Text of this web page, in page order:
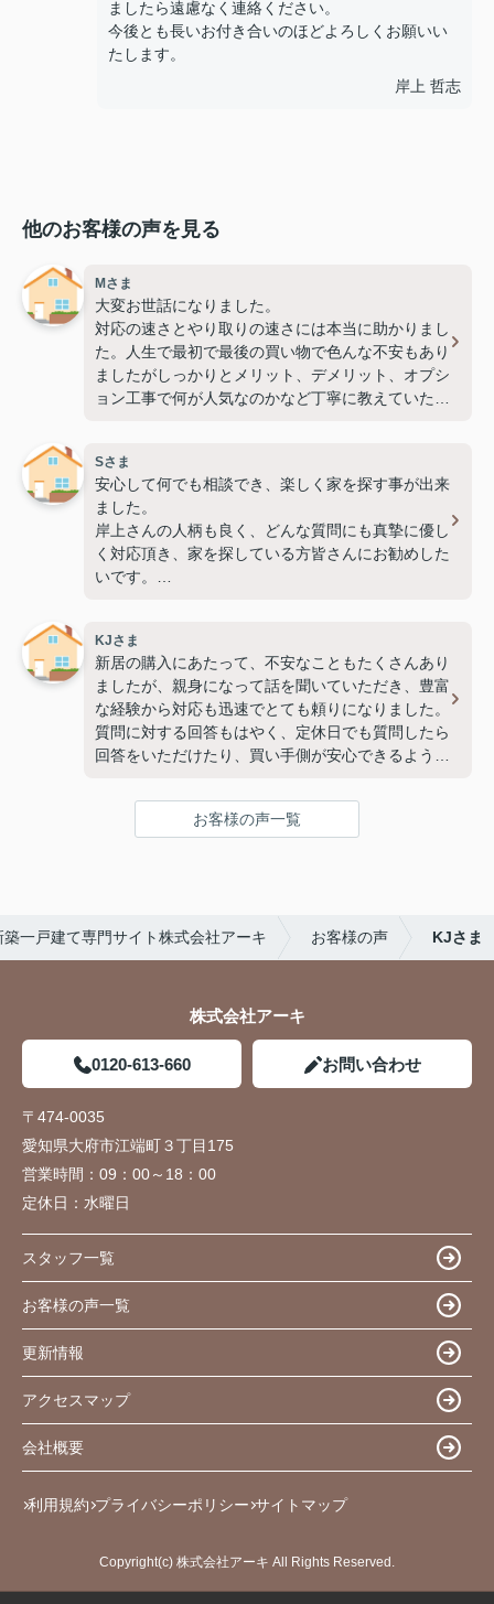
ましたら遠慮なく連絡ください。
今後とも長いお付き合いのほどよろしくお願いい
たします。
岸上 哲志
他のお客様の声を見る
Mさま
大変お世話になりました。
対応の速さとやり取りの速さには本当に助かりまし
た。人生で最初で最後の買い物で色んな不安もあり
ましたがしっかりとメリット、デメリット、オプシ
ョン工事で何が人気なのかなど丁寧に教えていただ
Sさま
安心して何でも相談でき、楽しく家を探す事が出来
ました。
岸上さんの人柄も良く、どんな質問にも真摯に優し
く対応頂き、家を探している方皆さんにお勧めした
いです。
またどこかでお会いしましたら、お声がけします
ね。
本当にありがとうございました。(2026.5.5)
KJさま
新居の購入にあたって、不安なこともたくさんあり
ましたが、親身になって話を聞いていただき、豊富
な経験から対応も迅速でとても頼りになりました。
質問に対する回答もはやく、定休日でも質問したら
回答をいただけたり、買い手側が安心できるような
多分2度と家を買う機会はないと思いますが、もし
次があればまたアーキさんにお願いしたいぐらいで
お客様の声一覧
一戸建て専門サイト株式会社アーキ お客様の声 KJさま
株式会社アーキ
0120-613-660 お問い合わせ
〒474-0035
愛知県大府市江端町３丁目175
営業時間： 09：00～18：00
定休日： 水曜日
スタッフ一覧
お客様の声一覧
更新情報
アクセスマップ
会社概要
利用規約 プライバシーポリシー サイトマップ
Copyright(c) 株式会社アーキ All Rights Reserved.